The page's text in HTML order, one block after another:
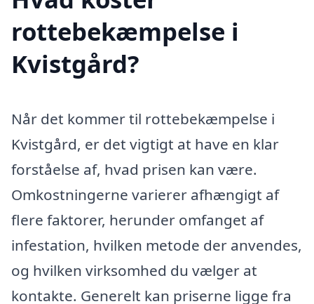
rottebekæmpelse i
Kvistgård?
Når det kommer til rottebekæmpelse i
Kvistgård, er det vigtigt at have en klar
forståelse af, hvad prisen kan være.
Omkostningerne varierer afhængigt af
flere faktorer, herunder omfanget af
infestation, hvilken metode der anvendes,
og hvilken virksomhed du vælger at
kontakte. Generelt kan priserne ligge fra